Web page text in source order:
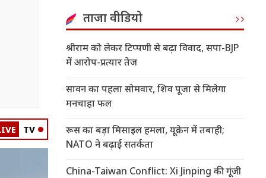
TV
ताजा वीडियो
श्रीराम को लेकर टिप्पणी से बढ़ा विवाद, सपा-BJP
में आरोप-प्रत्यार तेज
सावन का पहला सोमवार, शिव पूजा से मिलेगा
मनचाहा फल
रूस का बड़ा मिसाइल हमला, यूक्रेन में तबाही;
NATO ने बढ़ाई सतर्कता
China-Taiwan Conflict: Xi Jinping की गूंजी